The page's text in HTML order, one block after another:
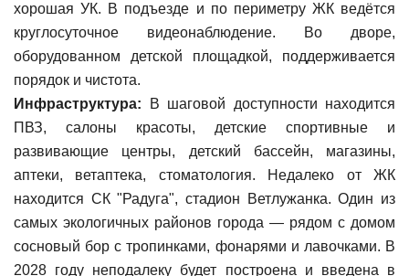
хорошая УК. В подъезде и по периметру ЖК ведётся
круглосуточное видеонаблюдение. Во дворе,
оборудованном детской площадкой, поддерживается
порядок и чистота.
Инфраструктура: В шаговой доступности находится
ПВЗ, салоны красоты, детские спортивные и
развивающие центры, детский бассейн, магазины,
аптеки, ветаптека, стоматология. Недалеко от ЖК
находится СК "Радуга", стадион Ветлужанка. Один из
самых экологичных районов города — рядом с домом
сосновый бор с тропинками, фонарями и лавочками. В
2028 году неподалеку будет построена и введена в